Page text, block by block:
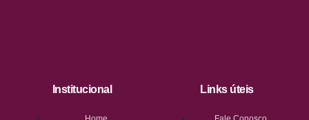
Institucional Links úteis